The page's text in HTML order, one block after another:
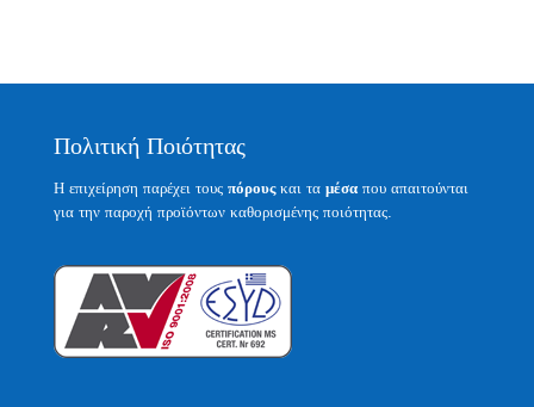
Πολιτική Ποιότητας
Η επιχείρηση παρέχει τους πόρουςκαι τα μέσαπου απαιτούνται
για την παροχή προϊόντων καθορισμένης ποιότητας.